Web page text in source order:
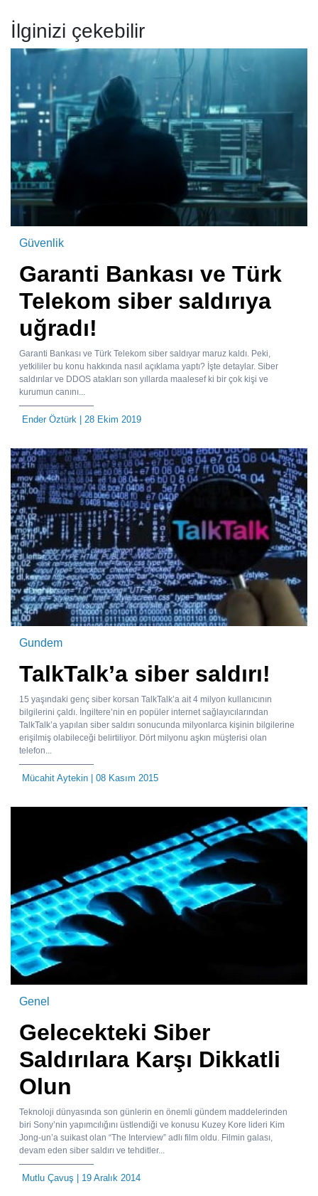
İlginizi çekebilir
Güvenlik
Garanti Bankası ve Türk
Telekom siber saldırıya
uğradı!
Garanti Bankası ve Türk Telekom siber saldıyar maruz kaldı. Peki,
yetkililer bu konu hakkında nasıl açıklama yaptı? İşte detaylar. Siber
saldırılar ve DDOS atakları son yıllarda maalesef ki bir çok kişi ve
kurumun canını...
Ender Öztürk | 28 Ekim 2019
Gundem
TalkTalk’a siber saldırı!
15 yaşındaki genç siber korsan TalkTalk’a ait 4 milyon kullanıcının
bilgilerini çaldı. İngiltere’nin en popüler internet sağlayıcılarından
TalkTalk’a yapılan siber saldırı sonucunda milyonlarca kişinin bilgilerine
erişilmiş olabileceği belirtiliyor. Dört milyonu aşkın müşterisi olan
telefon...
Mücahit Aytekin | 08 Kasım 2015
Genel
Gelecekteki Siber
Saldırılara Karşı Dikkatli
Olun
Teknoloji dünyasında son günlerin en önemli gündem maddelerinden
biri Sony’nin yapımcılığını üstlendiği ve konusu Kuzey Kore lideri Kim
Jong-un’a suikast olan “The Interview” adlı film oldu. Filmin galası,
devam eden siber saldırı ve tehditler...
Mutlu Çavuş | 19 Aralık 2014